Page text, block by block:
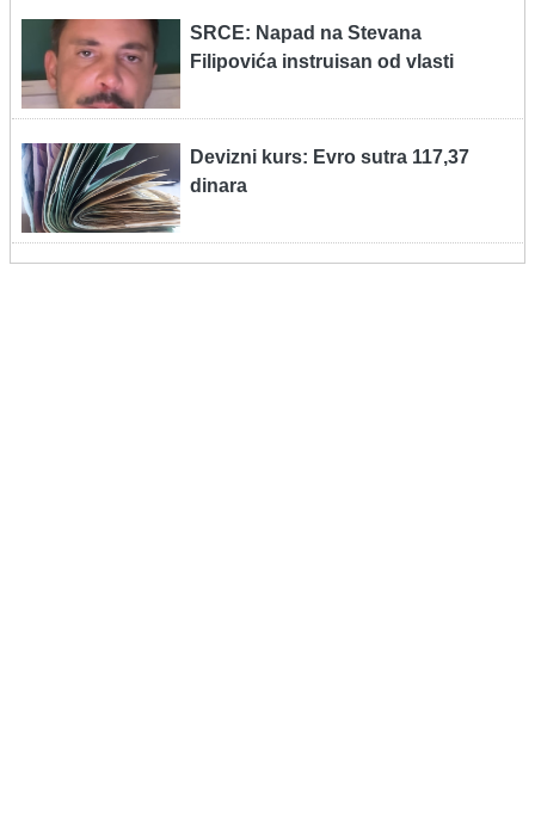
SRCE: Napad na Stevana
Filipovića instruisan od vlasti
Devizni kurs: Evro sutra 117,37
dinara